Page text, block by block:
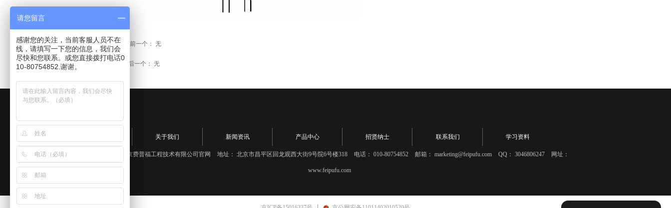
前一个： 无
后一个： 无
关于我们 新闻资讯 产品中心 招贤纳士 联系我们 学习资料
北京费普福工程技术有限公司官网 地址： 北京市昌平区回龙观西大街9号院6号楼318 电话： 010-80754852 邮箱： marketing@feipufu.com QQ： 3046806247 网址：
www.feipufu.com
请您留言
感谢您的关注，当前客服人员不在
线，请填写一下您的信息，我们会
尽快和您联系。或您直接拨打电话0
10-80754852.谢谢。